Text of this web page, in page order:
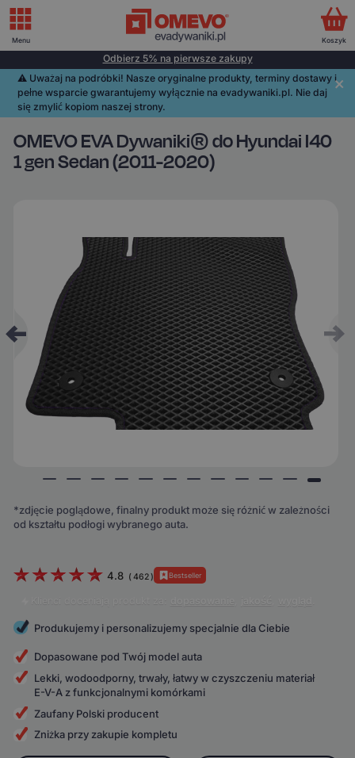
Odbierz 5% na pierwsze zakupy
⚠️️ Uważaj na podróbki! Nasze oryginalne produkty, terminy dostawy i
pełne wsparcie gwarantujemy wyłącznie na evadywaniki.pl. Nie daj
się zmylić kopiom naszej strony.
OMEVO EVA Dywaniki® do Hyundai I40
1 gen Sedan (2011-2020)
*zdjęcie poglądowe, finalny produkt może się różnić w zależności
od kształtu podłogi wybranego auta.
4.8 ( 462) Bestseller
Klienci doceniają produkt za: dopasowanie wygląd
Produkujemy i personalizujemy specjalnie dla Ciebie
Dopasowane pod Twój model auta
Lekki, wodoodporny, trwały, łatwy w czyszczeniu materiał
E-V-A z funkcjonalnymi komórkami
Zaufany Polski producent
Zniżka przy zakupie kompletu
Menu Koszyk